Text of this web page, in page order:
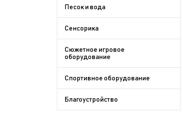
Песок и вода
Сенсорика
Сюжетное игровое
оборудование
Спортивное оборудование
Благоустройство